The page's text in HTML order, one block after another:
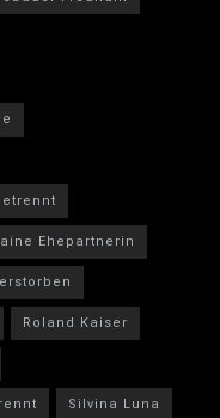
Ehepartnerin
Roland Kaiser
Silvina Luna